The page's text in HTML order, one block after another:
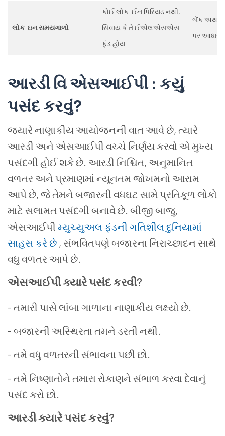
લોક-ઇન સમયગાળો
કોઈ લોક-ઈન પિરિયડ નથી,
સિવાય કે તે ઈએલએસએસ
ફંડ હોય
બેંક અથવા
પર આધાર
આરડી વિ એસઆઈપી : કયું
પસંદ કરવું?
જ્યારે નાણાકીય આયોજનની વાત આવે છે, ત્યારે
આરડી અને એસઆઈપી વચ્ચે નિર્ણય કરવો એ મુખ્ય
પસંદગી હોઈ શકે છે. આરડી નિશ્ચિત, અનુમાનિત
વળતર અને પ્રમાણમાં ન્યૂનતમ જોખમનો આરામ
આપે છે, જે તેમને બજારની વધઘટ સામે પ્રતિકૂળ લોકો
માટે સલામત પસંદગી બનાવે છે. બીજી બાજુ,
એસઆઈપી મ્યુચ્યુઅલ ફંડની ગતિશીલ દુનિયામાં
સાહસ કરે છે , સંભવિતપણે બજારના નિરાચ્છાદન સાથે
વધુ વળતર આપે છે.
એસઆઈપી ક્યારે પસંદ કરવી?
- તમારી પાસે લાંબા ગાળાના નાણાકીય લક્ષ્યો છે.
- બજારની અસ્થિરતા તમને ડરતી નથી.
- તમે વધુ વળતરની સંભાવના પછી છો.
- તમે નિષ્ણાતોને તમારા રોકાણને સંભાળ કરવા દેવાનું
પસંદ કરો છો.
આરડી ક્યારે પસંદ કરવું?